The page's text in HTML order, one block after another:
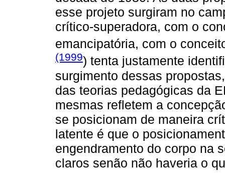
esse projeto surgiram no
crítico-superadora, com o
emancipatória, com o
(1999) tenta justamente
surgimento dessas
das teorias pedagógicas da
mesmas refletem a
se posicionam de maneira
latente é que o
engendramento do corpo na
claros senão não haveria o